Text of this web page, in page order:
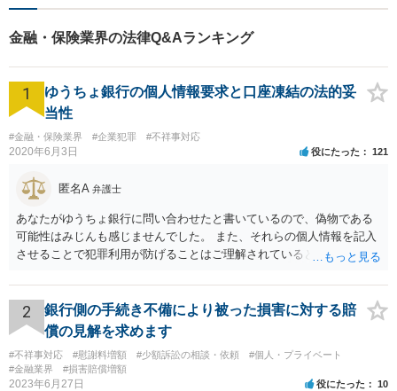
った対応・解決を目指しま
す。ぜひ、お気軽にご相談く
ださい。
金融・保険業界の法律Q&Aランキング
1
ゆうちょ銀行の個人情報要求と口座凍結の法的妥
当性
#金融・保険業界 #企業犯罪 #不祥事対応
2020年6月3日 役にたった 121
匿名A 弁護士
あなたがゆうちょ銀行に問い合わせたと書いているので、偽物である
可能性はみじんも感じませんでした。 また、それらの個人情報を記入
させることで犯罪利用が防げることはご理解されているとおりです。
士に同意を求めているだけです。 最初の回答では分かりづらかったの
かもしれませんが、質問にわかりやすく答えると「法的に許される」
が答えになります。 補足でアドバイスしておきますと、今私に反論し
てきたその内容をゆうちょ銀行にぶつければいいとおもいます。 もっ
とも、ぶつけられたゆうちょ銀行があなたと契約するかは法律上ゆう
ちょ銀行の自由です。
2
銀行側の手続き不備により被った損害に対する賠
償の見解を求めます
#不祥事対応 #慰謝料増額 #少額訴訟の相談・依頼
#個人・プライベート
#金融業界
#損害賠償増額
2023年6月27日 役にたった 10